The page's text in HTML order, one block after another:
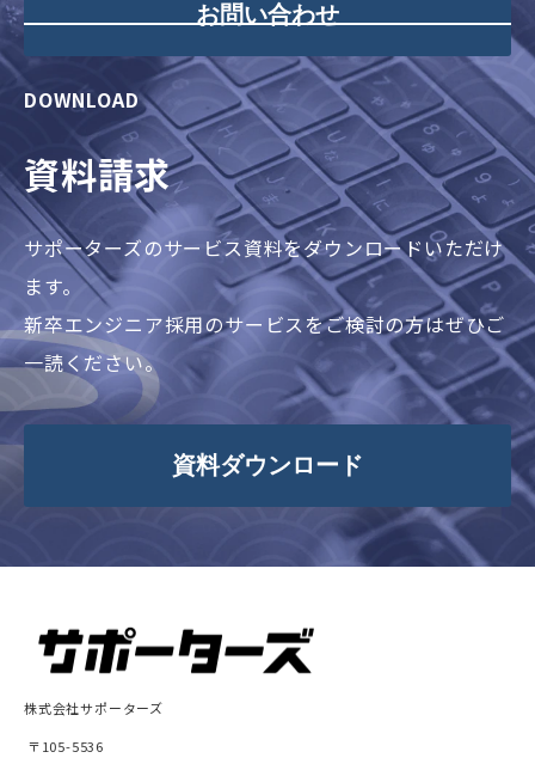
お問い合わせ
DOWNLOAD
資料請求
サポーターズのサービス資料をダウンロードいただけ
ます。
新卒エンジニア採用のサービスをご検討の方はぜひご
一読ください。
資料ダウンロード
株式会社サポーターズ
〒105-5536